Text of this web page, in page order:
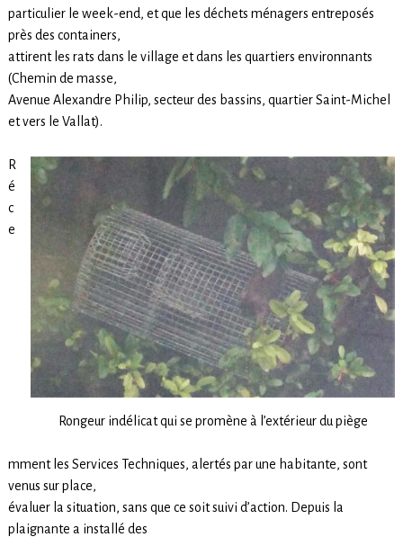
particulier le week-end, et que les déchets ménagers entreposés
près des containers,
attirent les rats dans le village et dans les quartiers environnants
(Chemin de masse,
Avenue Alexandre Philip, secteur des bassins, quartier Saint-Michel
et vers le Vallat).
Rongeur indélicat qui se promène à l’extérieur du piège
R
é
c
e
mment les Services Techniques, alertés par une habitante, sont
venus sur place,
évaluer la situation, sans que ce soit suivi d’action. Depuis la
plaignante a installé des